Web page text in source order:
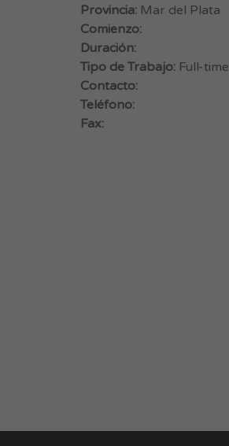
Provincia: Mar del Plata
Comienzo:
Duración:
Tipo de Trabajo: Full-time
Contacto:
Teléfono:
Fax: